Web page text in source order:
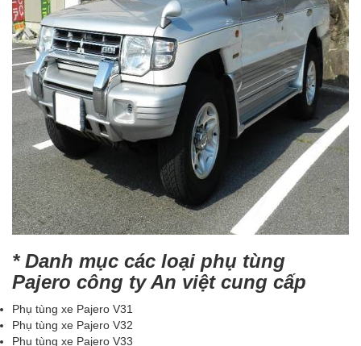
* Danh mục các loại phụ tùng
Pajero công ty An việt cung cấp
Phụ tùng xe Pajero V31
Phụ tùng xe Pajero V32
Phụ tùng xe Pajero V33